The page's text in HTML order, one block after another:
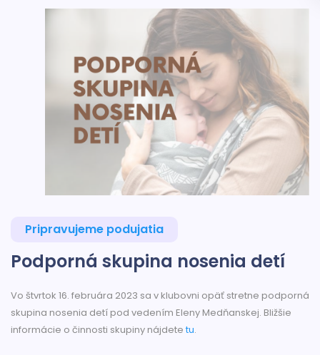
Pripravujeme podujatia
Podporná skupina nosenia detí
Vo štvrtok 16. februára 2023 sa v klubovni opäť stretne podporná
skupina nosenia detí pod vedením Eleny Medňanskej. Bližšie
informácie o činnosti skupiny nájdetetu.